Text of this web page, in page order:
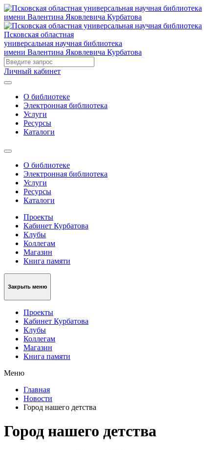
Псковская областная
универсальная научная библиотека
имени Валентина Яковлевича Курбатова
Личный кабинет
О библиотеке
Электронная библиотека
Услуги
Ресурсы
Каталоги
О библиотеке
Электронная библиотека
Услуги
Ресурсы
Каталоги
Проекты
Кабинет Курбатова
Клубы
Коллегам
Магазин
Книга памяти
Закрыть меню
Проекты
Кабинет Курбатова
Клубы
Коллегам
Магазин
Книга памяти
Меню
Главная
Новости
Город нашего детства
Город нашего детства